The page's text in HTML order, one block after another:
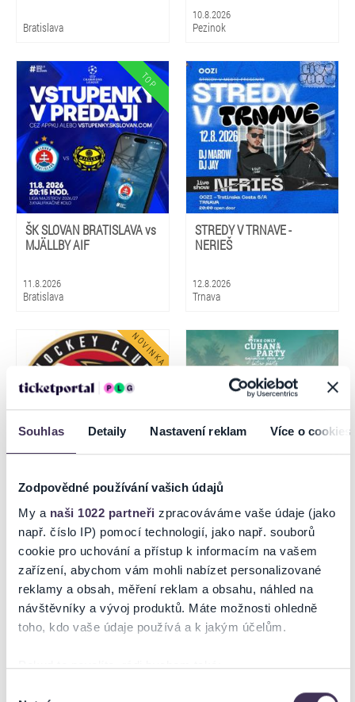
např. číslo IP) pomocí technologií, jako např. souborů
cookie pro uchování a přístup k informacím na vašem
zařízení, abychom vám mohli nabízet personalizované
reklamy a obsah, měření reklam a obsahu, náhled na
návštěvníky a vývoj produktů. Máte možnosti ohledně
toho, kdo vaše údaje používá a k jakým účelům.
Bratislava
10.8.2026
Pezinok
ŠK SLOVAN BRATISLAVA vs
MJÄLLBY AIF
11.8.2026
Bratislava
STREDY V TRNAVE -
NERIEŠ
12.8.2026
Trnava
HC Prešov – HC Košice
12.8.2026
Prešov
THE ONLY CUBAN PARTY
Prešov